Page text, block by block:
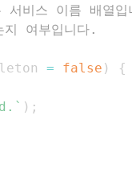
= false )
{
` ) ;